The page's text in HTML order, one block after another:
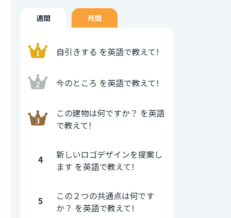
週間 月間
自引きする を英語で教えて!
今のところ を英語で教えて!
この建物は何ですか？ を英語
で教えて!
4
新しいロゴデザインを提案し
ます を英語で教えて!
5
この２つの共通点は何です
か？ を英語で教えて!